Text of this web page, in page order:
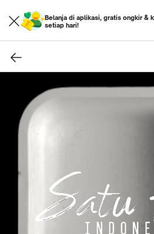
Belanja di aplikasi, gratis ongkir &
setiap hari!